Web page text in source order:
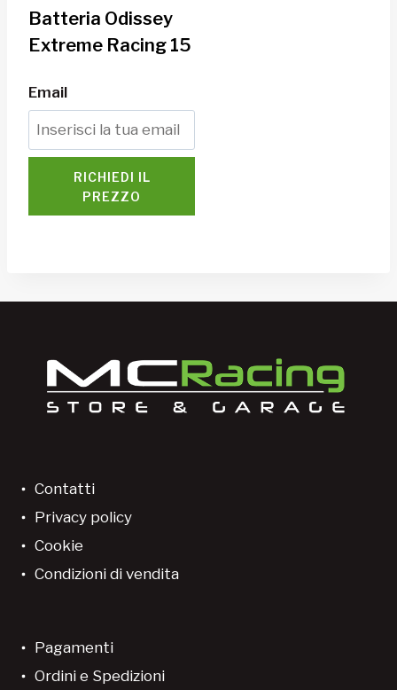
Batteria Odissey
Extreme Racing 15
Email
RICHIEDI IL
PREZZO
Contatti
Privacy policy
Cookie
Condizioni di vendita
Pagamenti
Ordini e Spedizioni